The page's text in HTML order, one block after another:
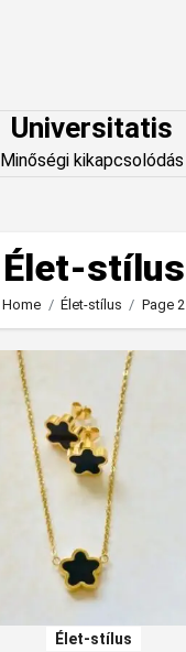
Universitatis
Minőségi kikapcsolódás
Élet-stílus
Home Élet-stílus Page 2
Élet-stílus